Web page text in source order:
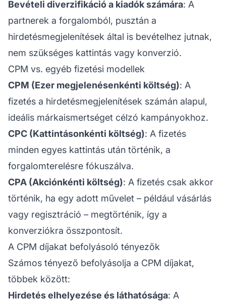
Bevételi diverzifikáció a kiadók számára: A
partnerek a forgalomból, pusztán a
hirdetésmegjelenítések által is bevételhez jutnak,
nem szükséges kattintás vagy konverzió.
CPM vs. egyéb fizetési modellek
CPM (Ezer megjelenésenkénti költség): A
fizetés a hirdetésmegjelenítések számán alapul,
ideális márkaismertséget célzó kampányokhoz.
CPC (Kattintásonkénti költség): A fizetés
minden egyes kattintás után történik, a
forgalomterelésre fókuszálva.
CPA (Akciónkénti költség): A fizetés csak akkor
történik, ha egy adott művelet – például vásárlás
vagy regisztráció – megtörténik, így a
konverziókra összpontosít.
A CPM díjakat befolyásoló tényezők
Számos tényező befolyásolja a CPM díjakat,
többek között:
Hirdetés elhelyezése és láthatósága: A